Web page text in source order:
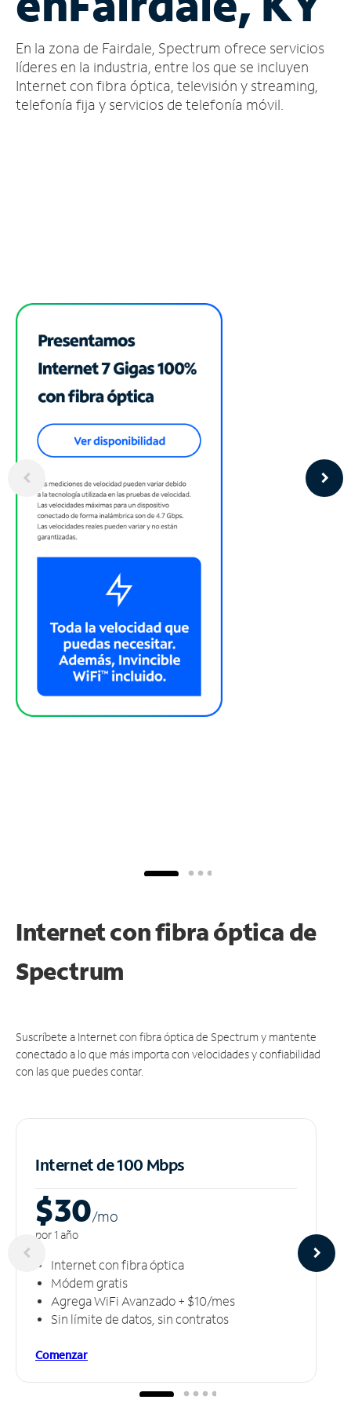
cuenta
Encuentra
una
tienda
En la zona de Fairdale, Spectrum ofrece servicios
líderes en la industria, entre los que se incluyen
Internet con fibra óptica, televisión y streaming,
telefonía fija y servicios de telefonía móvil.
Internet con fibra óptica de
Spectrum
Suscríbete a Internet con fibra óptica de Spectrum y mantente
conectado a lo que más importa con velocidades y confiabilidad
con las que puedes contar.
Internet de 100 Mbps
$30/mo
por 1 año
Internet con fibra óptica
Módem gratis
Agrega WiFi Avanzado + $10/mes
Sin límite de datos, sin contratos
Comenzar